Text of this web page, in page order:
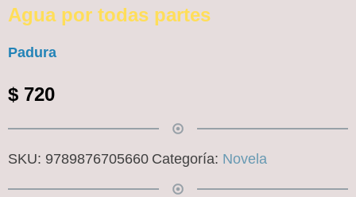
Agua por todas partes
Padura
$ 720
SKU: 9789876705660 Categoría: Novela